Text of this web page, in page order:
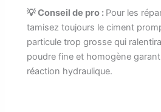
💡 Conseil de pro : Pour les
tamisez toujours le ciment
particule trop grosse qui
poudre fine et homogène
réaction hydraulique.